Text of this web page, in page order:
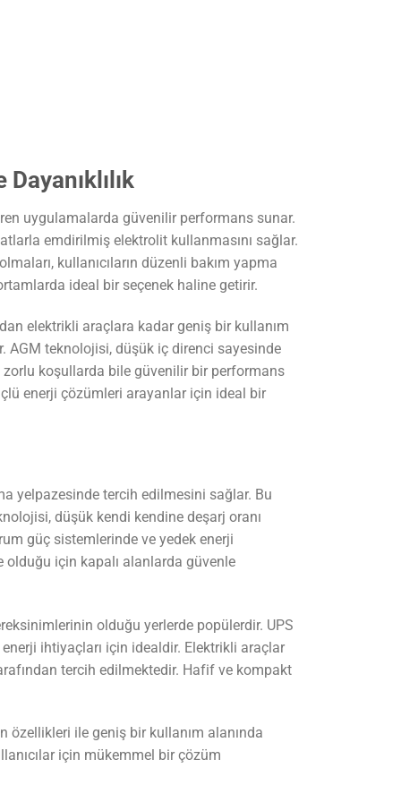
uygulamalarda güvenilir performans sunar.
emdirilmiş elektrolit kullanmasını sağlar.
kullanıcıların düzenli bakım yapma
ideal bir seçenek haline getirir.
elektrikli araçlara kadar geniş bir kullanım
AGM teknolojisi, düşük iç direnci sayesinde
zorlu koşullarda bile güvenilir bir performans
enerji çözümleri arayanlar için ideal bir
yelpazesinde tercih edilmesini sağlar. Bu
düşük kendi kendine deşarj oranı
güç sistemlerinde ve yedek enerji
olduğu için kapalı alanlarda güvenle
olduğu yerlerde popülerdir. UPS
ihtiyaçları için idealdir. Elektrikli araçlar
tercih edilmektedir. Hafif ve kompakt
özellikleri ile geniş bir kullanım alanında
için mükemmel bir çözüm